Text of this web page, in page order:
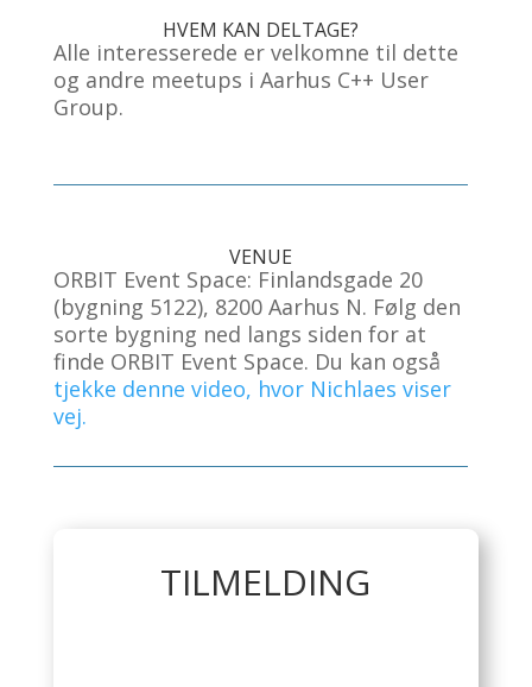
HVEM KAN DELTAGE?
Alle interesserede er velkomne til dette
og andre meetups i Aarhus C++ User
Group.
VENUE
ORBIT Event Space: Finlandsgade 20
(bygning 5122), 8200 Aarhus N. Følg den
sorte bygning ned langs siden for at
finde ORBIT Event Space. Du kan også
tjekke denne video, hvor Nichlaes viser
vej.
TILMELDING